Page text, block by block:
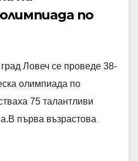
по
Ловеч се проведе 38-
олимпиада по
75 талантливи
първа възрастова